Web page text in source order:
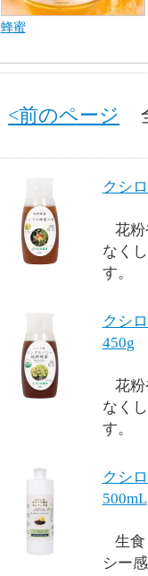
蜂蜜
<前のページ
クシ
花
なく
す。
クシ
450g
花
なく
す。
クシ
500mL
生
シー